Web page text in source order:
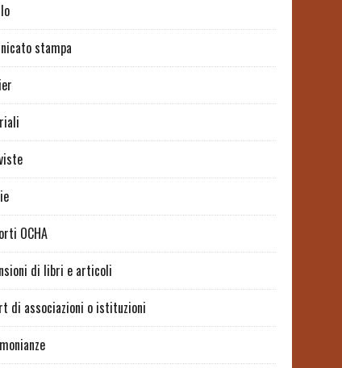
stampa
OCHA
di libri e articoli
di associazioni o istituzioni